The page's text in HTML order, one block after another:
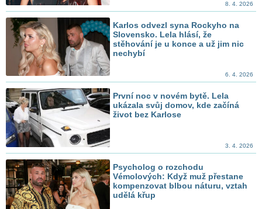
8. 4. 2026
Karlos odvezl syna Rockyho na
Slovensko. Lela hlásí, že
stěhování je u konce a už jim nic
nechybí
6. 4. 2026
První noc v novém bytě. Lela
ukázala svůj domov, kde začíná
život bez Karlose
3. 4. 2026
Psycholog o rozchodu
Vémolových: Když muž přestane
kompenzovat blbou náturu, vztah
udělá křup